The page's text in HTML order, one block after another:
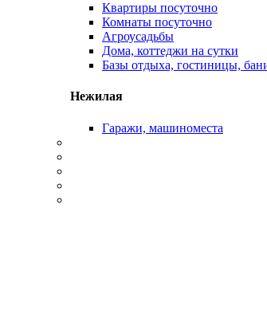
Квартиры посуточно
Комнаты посуточно
Агроусадьбы
Дома, коттеджи на сутки
Базы отдыха, гостиницы,
Нежилая
Гаражи, машиноместа